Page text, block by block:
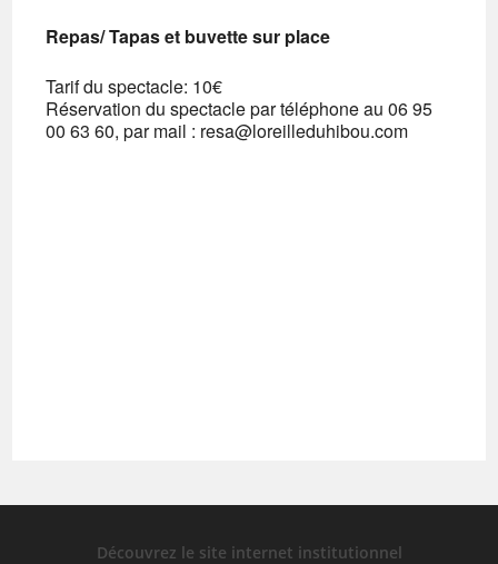
Repas/ Tapas et buvette sur place
Tarif du spectacle: 10€
Réservation du spectacle par téléphone au 06 95
00 63 60, par mail : resa@loreilleduhibou.com
Découvrez le site internet institutionnel